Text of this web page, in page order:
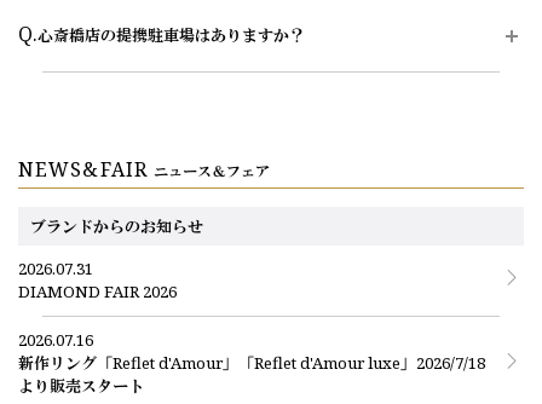
扱っています。
ご自身用のジュエリー選びはもちろん、記念日や誕生日などのギフト
来店当日の場合は、来店したい店舗にお電話にてご連絡ください。混
雑状況やよりスムーズにご案内可能な時間をお伝えいたします。
ダイヤモンドジュエリーはこちら
おります。ご予約のお客様は優先的にご案内しておりますので、ご希
すと、よりスムーズにご案内が可能です。
エクセルコ ダイヤモンドの来店予約ページ
お電話にて、心斎橋店のご来店予約をする場合
ご予約専用ダイヤル（8:00～22:00）
0078-6000-5111
Q.心斎橋店の提携駐車場はありますか？
※ブライダルリングの購入（検討）時が対象
NEWS&FAIRニュース＆フェア
ブランドからのお知らせ
2026.07.31
DIAMOND FAIR 2026
2026.07.16
新作リング「Reflet d'Amour」「Reflet d'Amour luxe」2026/7/18
より販売スタート